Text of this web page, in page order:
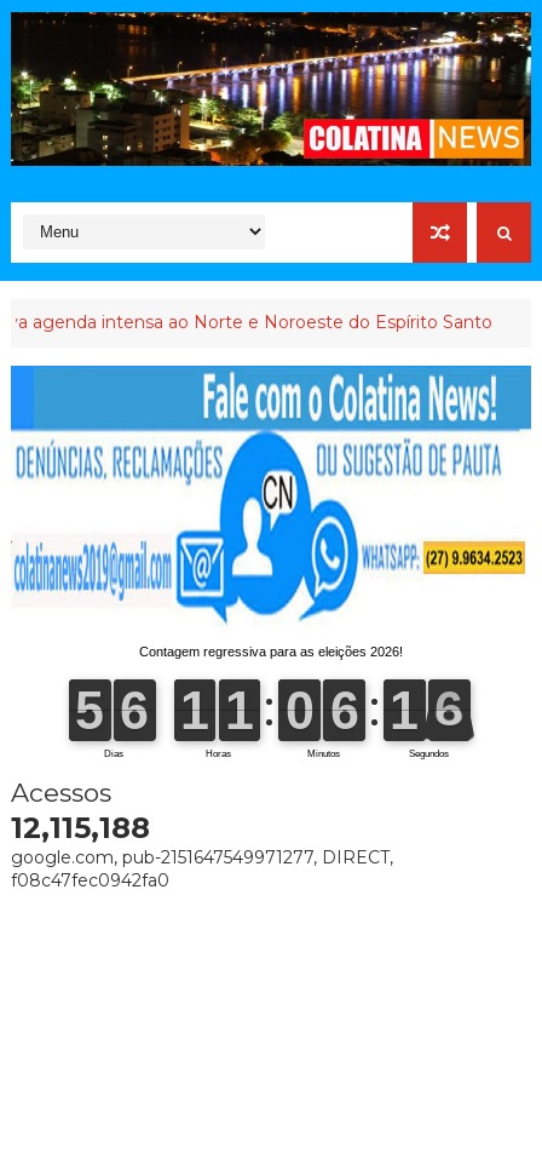
intensa ao Norte e Noroeste do Espírito Santo
Acessos
12,115,188
google.com, pub-2151647549971277, DIRECT,
f08c47fec0942fa0